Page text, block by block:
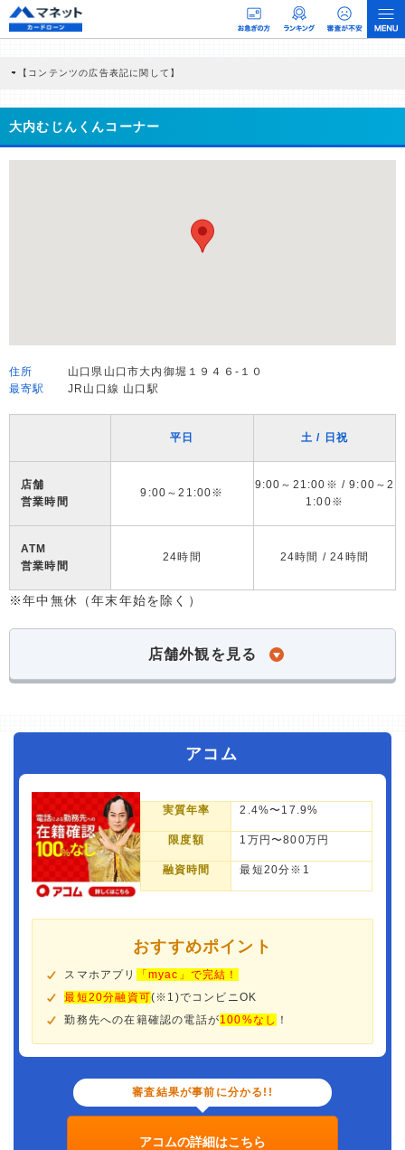
【コンテンツの広告表記に関して】
商品を根拠なくPRするものではなく、当編集部の調査／ユーザーへの口コミ収集な
どに基づき、公平性を担保した情報提供を行っています。
>提携企業一覧
大内むじんくんコーナー
住所
山口県山口市大内御堀１９４６-１０
最寄駅
JR山口線 山口駅
平日 土 / 日祝
店舗
営業時間
9:00～21:00※
9:00～21:00※ / 9:00～2
1:00※
ATM
営業時間
24時間 24時間 / 24時間
※年中無休（年末年始を除く）
店舗外観を見る
アコム
実質年率 2.4%〜17.9%
限度額 1万円〜800万円
融資時間 最短20分※1
おすすめポイント
スマホアプリ
「myac」で完結！
最短20分融資可(※1)でコンビニOK
勤務先への在籍確認の電話が100%なし ！
審査結果が事前に分かる!!
アコムの詳細はこちら